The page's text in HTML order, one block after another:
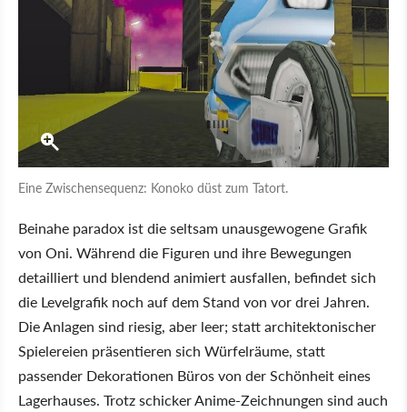
Eine Zwischensequenz: Konoko düst zum Tatort.
Beinahe paradox ist die seltsam unausgewogene Grafik
von Oni. Während die Figuren und ihre Bewegungen
detailliert und blendend animiert ausfallen, befindet sich
die Levelgrafik noch auf dem Stand von vor drei Jahren.
Die Anlagen sind riesig, aber leer; statt architektonischer
Spielereien präsentieren sich Würfelräume, statt
passender Dekorationen Büros von der Schönheit eines
Lagerhauses. Trotz schicker Anime-Zeichnungen sind auch